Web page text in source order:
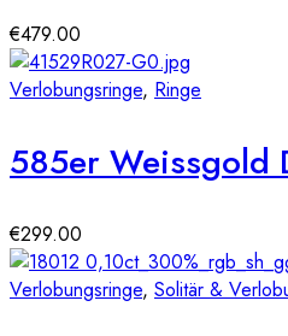
€479.00
Verlobungsringe, Ringe
€299.00
Verlobungsringe, Solitär &